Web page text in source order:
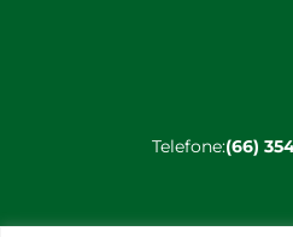
Telefone:(66)